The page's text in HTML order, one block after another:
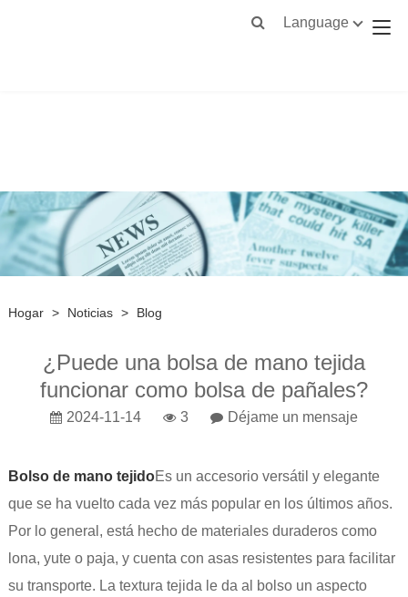
Language
Hogar > Noticias > Blog
¿Puede una bolsa de mano tejida
funcionar como bolsa de pañales?
2024-11-14 3 Déjame un mensaje
Bolso de mano tejidoEs un accesorio versátil y elegante
que se ha vuelto cada vez más popular en los últimos años.
Por lo general, está hecho de materiales duraderos como
lona, ​​yute o paja, y cuenta con asas resistentes para facilitar
su transporte. La textura tejida le da al bolso un aspecto